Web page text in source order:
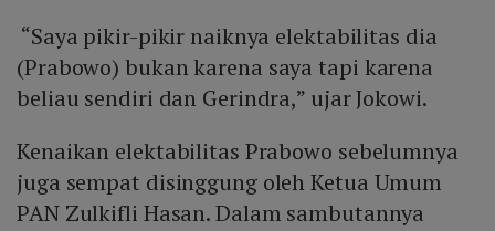
“Saya pikir-pikir naiknya elektabilitas dia
(Prabowo) bukan karena saya tapi karena
beliau sendiri dan Gerindra,” ujar Jokowi.
Kenaikan elektabilitas Prabowo sebelumnya
juga sempat disinggung oleh Ketua Umum
PAN Zulkifli Hasan. Dalam sambutannya